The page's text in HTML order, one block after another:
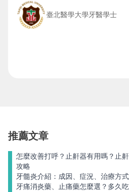
臺北醫學大學牙醫學士
推薦文章
怎麼改善打呼？止鼾器有用嗎？止
攻略
牙髓炎介紹：成因、症況、治療方
牙痛消炎藥、止痛藥怎麼選？多久